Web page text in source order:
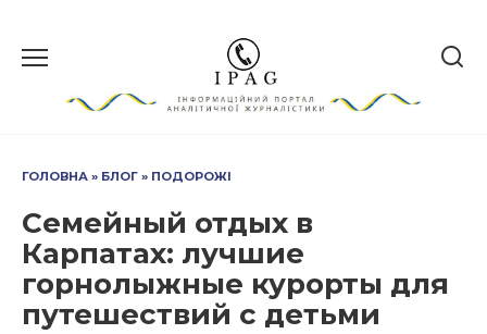
вмісту
ГОЛОВНА » БЛОГ » ПОДОРОЖІ
Семейный отдых в
Карпатах: лучшие
горнолыжные курорты для
путешествий с детьми